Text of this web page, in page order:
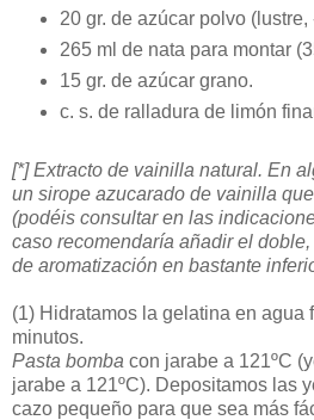
20 gr. de azúcar polvo (lustre,
265 ml de nata para montar
15 gr. de azúcar grano.
c. s. de ralladura de limón
[*] Extracto de vainilla natural. En
un sirope azucarado de vainilla
(podéis consultar en las
caso recomendaría añadir el
de aromatización en bastante
(1) Hidratamos la gelatina en agua
minutos.
Pasta bomba con jarabe a 121ºC
jarabe a 121ºC). Depositamos las
cazo pequeño para que sea más